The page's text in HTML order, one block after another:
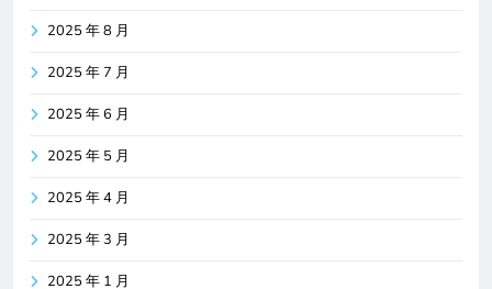
2025 年 8 月
2025 年 7 月
2025 年 6 月
2025 年 5 月
2025 年 4 月
2025 年 3 月
2025 年 1 月